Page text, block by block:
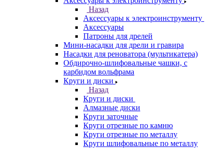
Назад
Аксессуары к электроинструменту
Аксессуары
Патроны для дрелей
Мини-насадки для дрели и гравира
Насадки для реноватора (мультикатера)
Обдирочно-шлифовальные чашки, с
карбидом вольфрама
Круги и диски
Назад
Круги и диски
Алмазные диски
Круги заточные
Круги отрезные по камню
Круги отрезные по металлу
Круги шлифовальные по металлу